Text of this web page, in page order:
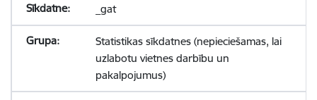
_gat
Statistikas sīkdatnes (nepieciešamas, lai
uzlabotu vietnes darbību un
pakalpojumus)